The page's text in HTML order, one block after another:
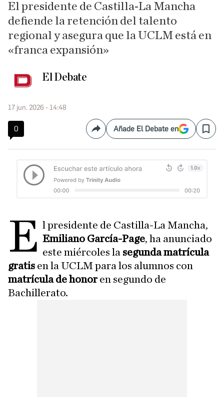
El presidente de Castilla-La Mancha
defiende la retención del talento
regional y asegura que la UCLM está en
«franca expansión»
El Debate
17 jun. 2026 - 14:48
0 CompartirAñade El Debate en Save
E l presidente de Castilla-La Mancha,
Emiliano García-Page, ha anunciado
este miércoles la segunda matrícula
gratis en la UCLM para los alumnos con
matrícula de honoren segundo de
Bachillerato.